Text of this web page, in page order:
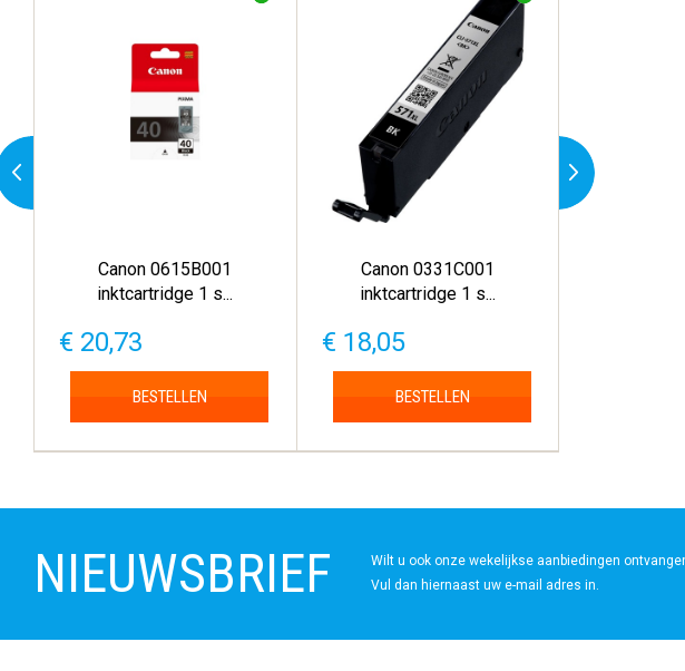
Canon 0615B001
inktcartridge 1 s...
€ 20,73
BESTELLEN
Canon 0331C001
inktcartridge 1 s...
€ 18,05
BESTELLEN
HP 62
NIEUWSBRIEF
Wilt u ook onze wekelijkse aanbiedingen
Vul dan hiernaast uw e-mail adres in.